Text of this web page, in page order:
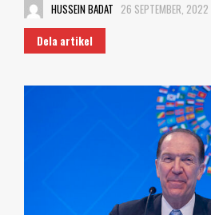
HUSSEIN BADAT 26 SEPTEMBER, 2022
Dela artikel